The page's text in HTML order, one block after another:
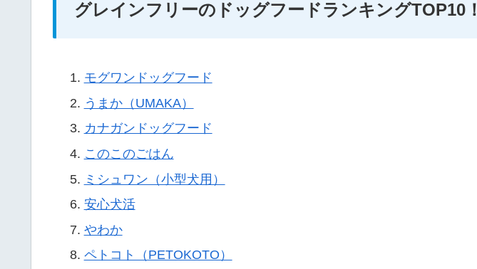
グレインフリーのドッグフードランキングTOP10！
モグワンドッグフード
うまか（UMAKA）
カナガンドッグフード
このこのごはん
ミシュワン（小型犬用）
安心犬活
やわか
ペトコト（PETOKOTO）